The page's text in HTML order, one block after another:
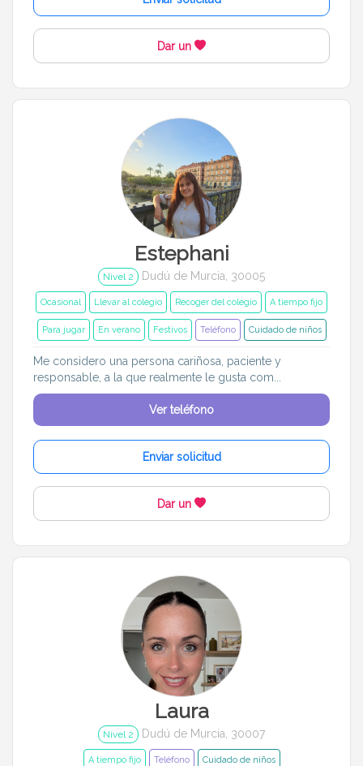
Dar un
Estephani
Nivel 2 Dudú de Murcia, 30005
Ocasional Llevar al colegio Recoger del colegio A tiempo fijo
Para jugar En verano Festivos Teléfono Cuidado de niños
Me considero una persona cariñosa, paciente y
responsable, a la que realmente le gusta com...
Ver teléfono
Enviar solicitud
Dar un
Laura
Nivel 2 Dudú de Murcia, 30007
A tiempo fijo Teléfono Cuidado de niños